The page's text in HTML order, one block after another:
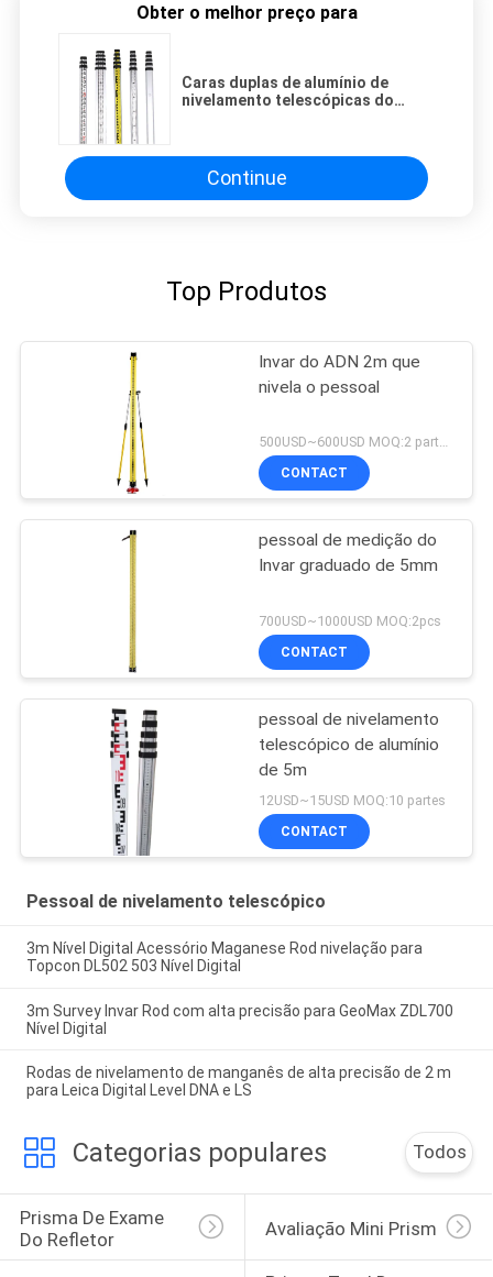
Obter o melhor preço para
Caras duplas de alumínio de
nivelamento telescópicas do
Continue
Top Produtos
Invar do ADN 2m que
nivela o pessoal
500USD~600USD MOQ:2 partes
CONTACT
pessoal de medição do
Invar graduado de 5mm
700USD~1000USD MOQ:2pcs
CONTACT
pessoal de nivelamento
telescópico de alumínio
de 5m
12USD~15USD MOQ:10 partes
CONTACT
Pessoal de nivelamento telescópico
3m Nível Digital Acessório Maganese Rod nivelação para
Topcon DL502 503 Nível Digital
3m Survey Invar Rod com alta precisão para GeoMax ZDL700
Nível Digital
Rodas de nivelamento de manganês de alta precisão de 2 m
para Leica Digital Level DNA e LS
Categorias populares Todos
Prisma De Exame
Do Refletor
Avaliação Mini Prism